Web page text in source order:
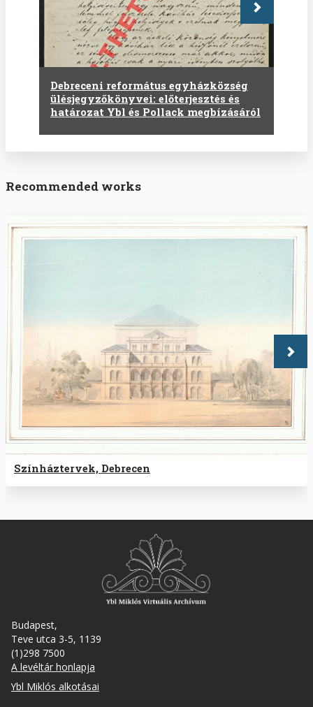
Debreceni református egyházközség
ülésjegyzőkönyvei: előterjesztés és
határozat Ybl és Pollack megbízásáról
Következő
Recommended works
Színháztervek, Debrecen
Budapest,
Teve utca 3-5, 1139
(1)298 7500
A levéltár honlapja
Footer
Ybl Miklós alkotásai